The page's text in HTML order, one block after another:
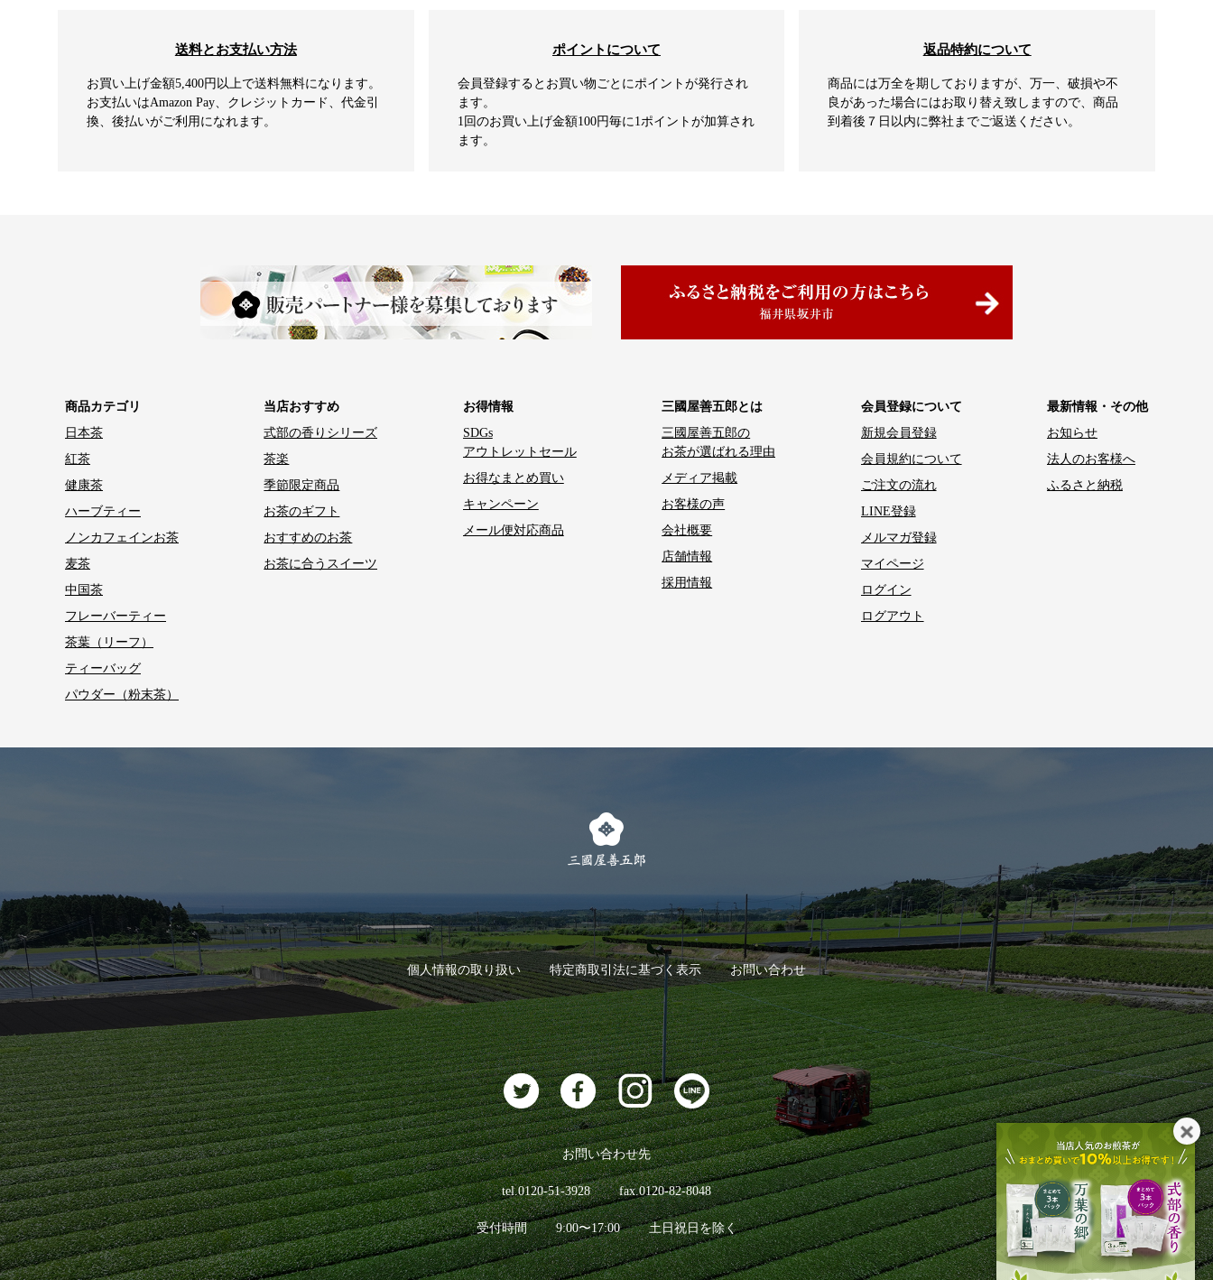
送料とお支払い方法
お買い上げ金額5,400円以上で送料無料になります。
お支払いはAmazon Pay、クレジットカード、代金引
換、後払いがご利用になれます。
ポイントについて
会員登録するとお買い物ごとにポイントが発行され
ます。
1回のお買い上げ金額100円毎に1ポイントが加算され
ます。
返品特約について
商品には万全を期しておりますが、万一、破損や不
良があった場合にはお取り替え致しますので、商品
到着後７日以内に弊社までご返送ください。
商品カテゴリ
日本茶
紅茶
健康茶
ハーブティー
ノンカフェインお茶
麦茶
中国茶
フレーバーティー
茶葉（リーフ）
ティーバッグ
パウダー（粉末茶）
当店おすすめ
式部の香りシリーズ
茶楽
季節限定商品
お茶のギフト
おすすめのお茶
お茶に合うスイーツ
お得情報
SDGs
アウトレットセール
お得なまとめ買い
キャンペーン
メール便対応商品
三國屋善五郎とは
三國屋善五郎の
お茶が選ばれる理由
メディア掲載
お客様の声
会社概要
店舗情報
採用情報
会員登録について
新規会員登録
会員規約について
ご注文の流れ
LINE登録
メルマガ登録
マイページ
ログイン
ログアウト
最新情報・その他
お知らせ
法人のお客様へ
ふるさと納税
個人情報の取り扱い 特定商取引法に基づく表示 お問い合わせ
お問い合わせ先
tel.0120-51-3928 fax.0120-82-8048
受付時間 9:00〜17:00 土日祝日を除く